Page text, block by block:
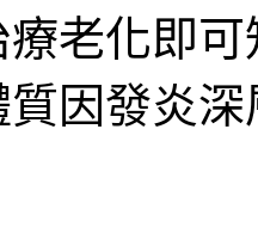
老化即
因發炎